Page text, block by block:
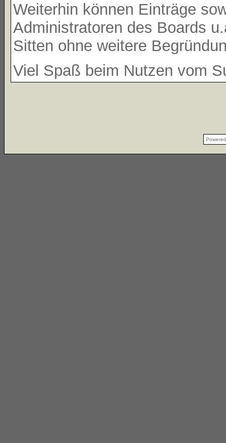
Weiterhin können Einträge
Administratoren des Boards
Sitten ohne weitere
Viel Spaß beim Nutzen vom